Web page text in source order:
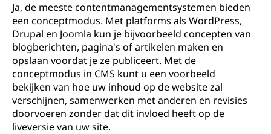
Ja, de meeste contentmanagementsystemen bieden
een conceptmodus. Met platforms als WordPress,
Drupal en Joomla kun je bijvoorbeeld concepten van
blogberichten, pagina's of artikelen maken en
opslaan voordat je ze publiceert. Met de
conceptmodus in CMS kunt u een voorbeeld
bekijken van hoe uw inhoud op de website zal
verschijnen, samenwerken met anderen en revisies
doorvoeren zonder dat dit invloed heeft op de
liveversie van uw site.